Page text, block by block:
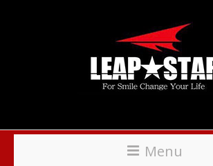
Menu